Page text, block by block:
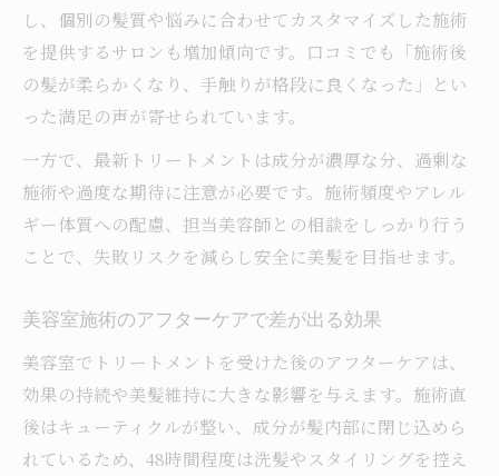
し、個別の髪質や悩みに合わせてカスタマイズした施術
を提供するサロンも増加傾向です。口コミでも「施術後
の髪が柔らかくなり、手触りが格段に良くなった」とい
った満足の声が寄せられています。
一方で、最新トリートメントは成分が濃厚な分、過剰な
施術や過度な期待に注意が必要です。施術頻度やアレル
ギー体質への配慮、担当美容師との相談をしっかり行う
ことで、失敗リスクを減らし安全に美髪を目指せます。
美容室施術のアフターケアで差が出る効果
美容室でトリートメントを受けた後のアフターケアは、
効果の持続や美髪維持に大きな影響を与えます。施術直
後はキューティクルが整い、成分が髪内部に閉じ込めら
れているため、48時間程度は洗髪やスタイリングを控え